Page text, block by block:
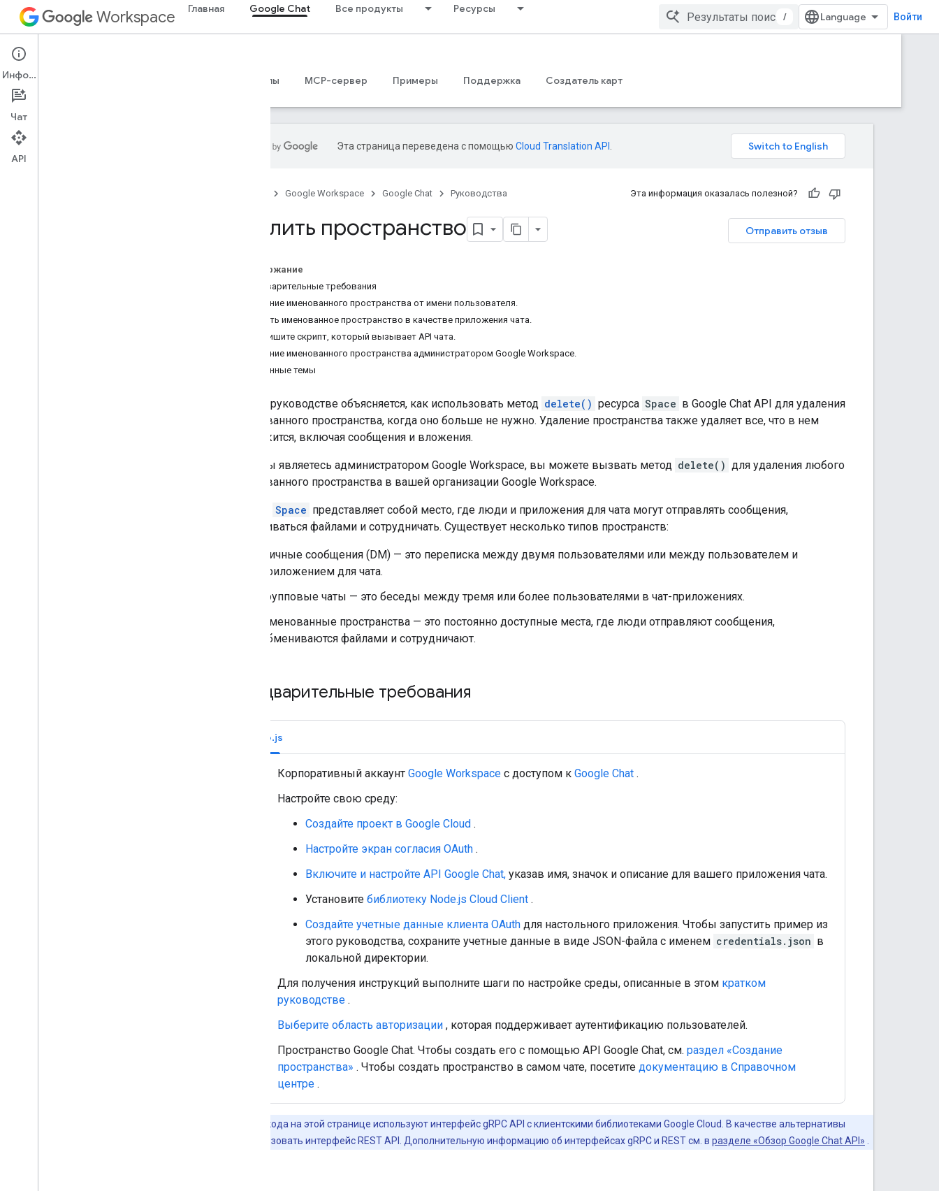
Workspace Главная Google Chat Все продукты Ресурсы
/ Войти
Google Chat
Обзор Справочные материалы MCP-сервер Примеры Поддержка Создатель карт
Эта страница переведена с помощью Cloud Translation API
Google Workspace Google Chat Руководства Эта информация оказалась полезной?
Отправить отзыв
Удалить пространство
Содержание
Предварительные требования
Удаление именованного пространства от имени пользователя.
Удалить именованное пространство в качестве приложения чата.
Напишите скрипт, который вызывает API чата.
Удаление именованного пространства администратором Google Workspace.
Связанные темы
В этом руководстве объясняется, как использовать метод delete() ресурса Space в Google Chat API для удаления
именованного пространства, когда оно больше не нужно. Удаление пространства также удаляет все, что в нем
содержится, включая сообщения и вложения.
Если вы являетесь администратором Google Workspace, вы можете вызвать метод delete() для удаления любого
именованного пространства в вашей организации Google Workspace.
Space представляет собой место, где люди и приложения для чата могут отправлять сообщения,
обмениваться файлами и сотрудничать. Существует несколько типов пространств:
Личные сообщения (DM) — это переписка между двумя пользователями или между пользователем и
приложением для чата.
Групповые чаты — это беседы между тремя или более пользователями в чат-приложениях.
Именованные пространства — это постоянно доступные места, где люди отправляют сообщения,
обмениваются файлами и сотрудничают.
Предварительные требования
Node.js
Корпоративный аккаунт Google Workspace с доступом к Google Chat .
Настройте свою среду:
Создайте проект в Google Cloud .
Настройте экран согласия OAuth .
Включите и настройте API Google Chat, указав имя, значок и описание для вашего приложения чата.
Установите библиотеку Node.js Cloud Client .
Создайте учетные данные клиента OAuth для настольного приложения. Чтобы запустить пример из
этого руководства, сохраните учетные данные в виде JSON-файла с именем credentials.json в
локальной директории.
Для получения инструкций выполните шаги по настройке среды, описанные в этом кратком
руководстве .
Выберите область авторизации , которая поддерживает аутентификацию пользователей.
Пространство Google Chat. Чтобы создать его с помощью API Google Chat, см. раздел «Создание
пространства» . Чтобы создать пространство в самом чате, посетите документацию в Справочном
центре .
Примеры кода на этой странице используют интерфейс gRPC API с клиентскими библиотеками Google Cloud. В качестве альтернативы
можно использовать интерфейс REST API. Дополнительную информацию об интерфейсах gRPC и REST см. в разделе «Обзор Google Chat API»
Информация
Чат
API